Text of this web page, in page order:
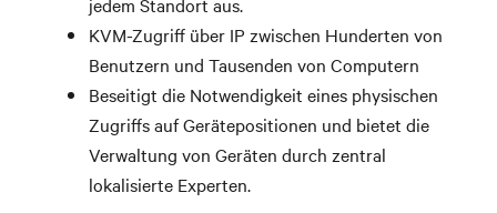
KVM-Zugriff über IP zwischen Hunderten von
Benutzern und Tausenden von Computern
Beseitigt die Notwendigkeit eines physischen
Zugriffs auf Gerätepositionen und bietet die
Verwaltung von Geräten durch zentral
lokalisierte Experten.